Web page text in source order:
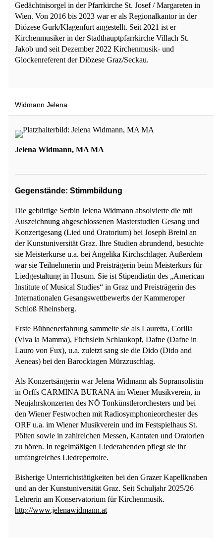
Gedächtnisorgel in der Pfarrkirche St. Josef / Margareten in
Wien. Von 2016 bis 2023 war er als Regionalkantor in der
Diözese Gurk/Klagenfurt angestellt. Seit 2021 ist er
Kirchenmusiker in der Stadthauptpfarrkirche Villach St.
Jakob und seit Dezember 2022 Kirchenmusik- und
Glockenreferent der Diözese Graz/Seckau.
Widmann Jelena
Jelena Widmann, MA MA
Gegenstände: Stimmbildung
Die gebürtige Serbin Jelena Widmann absolvierte die mit
Auszeichnung abgeschlossenen Masterstudien Gesang und
Konzertgesang (Lied und Oratorium) bei Joseph Breinl an
der Kunstuniversität Graz. Ihre Studien abrundend, besuchte
sie Meisterkurse u.a. bei Angelika Kirchschlager. Außerdem
war sie Teilnehmerin und Preisträgerin beim Meisterkurs für
Liedgestaltung in Husum. Sie ist Stipendiatin des „American
Institute of Musical Studies“ in Graz und Preisträgerin des
Internationalen Gesangswettbewerbs der Kammeroper
Schloß Rheinsberg.
Erste Bühnenerfahrung sammelte sie als Lauretta, Corilla
(Viva la Mamma), Füchslein Schlaukopf, Dafne (Dafne in
Lauro von Fux), u.a. zuletzt sang sie die Dido (Dido and
Aeneas) bei den Barocktagen Mürzzuschlag.
Als Konzertsängerin war Jelena Widmann als Sopransolistin
in Orffs CARMINA BURANA im Wiener Musikverein, in
Neujahrskonzerten des NÖ Tonkünstlerorchesters und bei
den Wiener Festwochen mit Radiosymphonieorchester des
ORF u.a. im Wiener Musikverein und im Festspielhaus St.
Pölten sowie in zahlreichen Messen, Kantaten und Oratorien
zu hören. In regelmäßigen Liederabenden pflegt sie ihr
umfangreiches Liedrepertoire.
Bisherige Unterrichtstätigkeiten bei den Grazer Kapellknaben
und an der Kunstuniversität Graz. Seit Schuljahr 2025/26
Lehrerin am Konservatorium für Kirchenmusik.
http://www.jelenawidmann.at